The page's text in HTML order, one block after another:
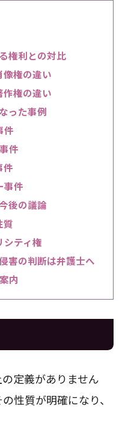
権利との対比
像権の違い
作権の違い
った事例
件
件
件
事件
後の議論
質
シティ権
害の判断は弁護士へ
内
定義がありません
性質が明確になり、